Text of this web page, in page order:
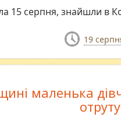
15 серпня, знайшли в
19
маленька